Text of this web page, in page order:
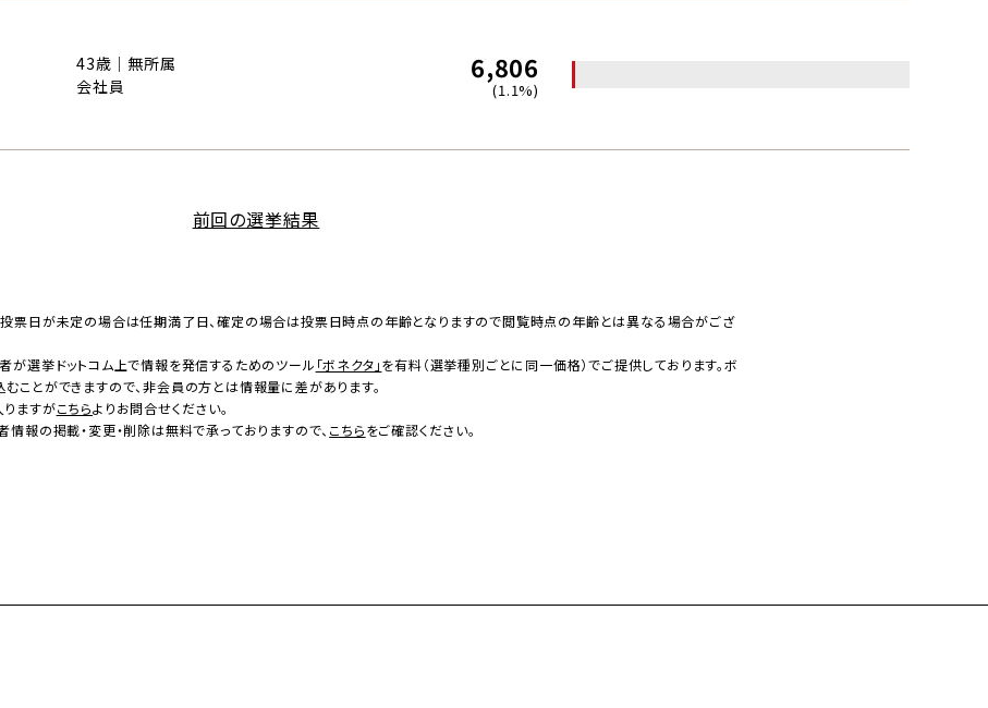
43歳｜無所属
会社員
6,806
(1.1%)
前回の選挙結果
票日が未定の場合は任期満了日、確定の場合は投票日時点の年齢となりますので閲覧時点の年齢とは異なる場合がござ
が選挙ドットコム上で情報を発信するためのツール 「ボネクタ」を有料（選挙種別ごとに同一価格）でご提供しております。ボ
ことができますので、非会員の方とは情報量に差があります。
ますがこちらよりお問合せください。
報の掲載・変更・削除は無料で承っておりますので、 こちらをご確認ください。